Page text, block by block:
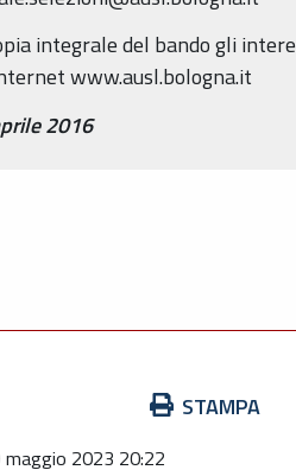
integrale del bando gli
www.ausl.bologna.it
2016
STAMPA
maggio 2023 20:22